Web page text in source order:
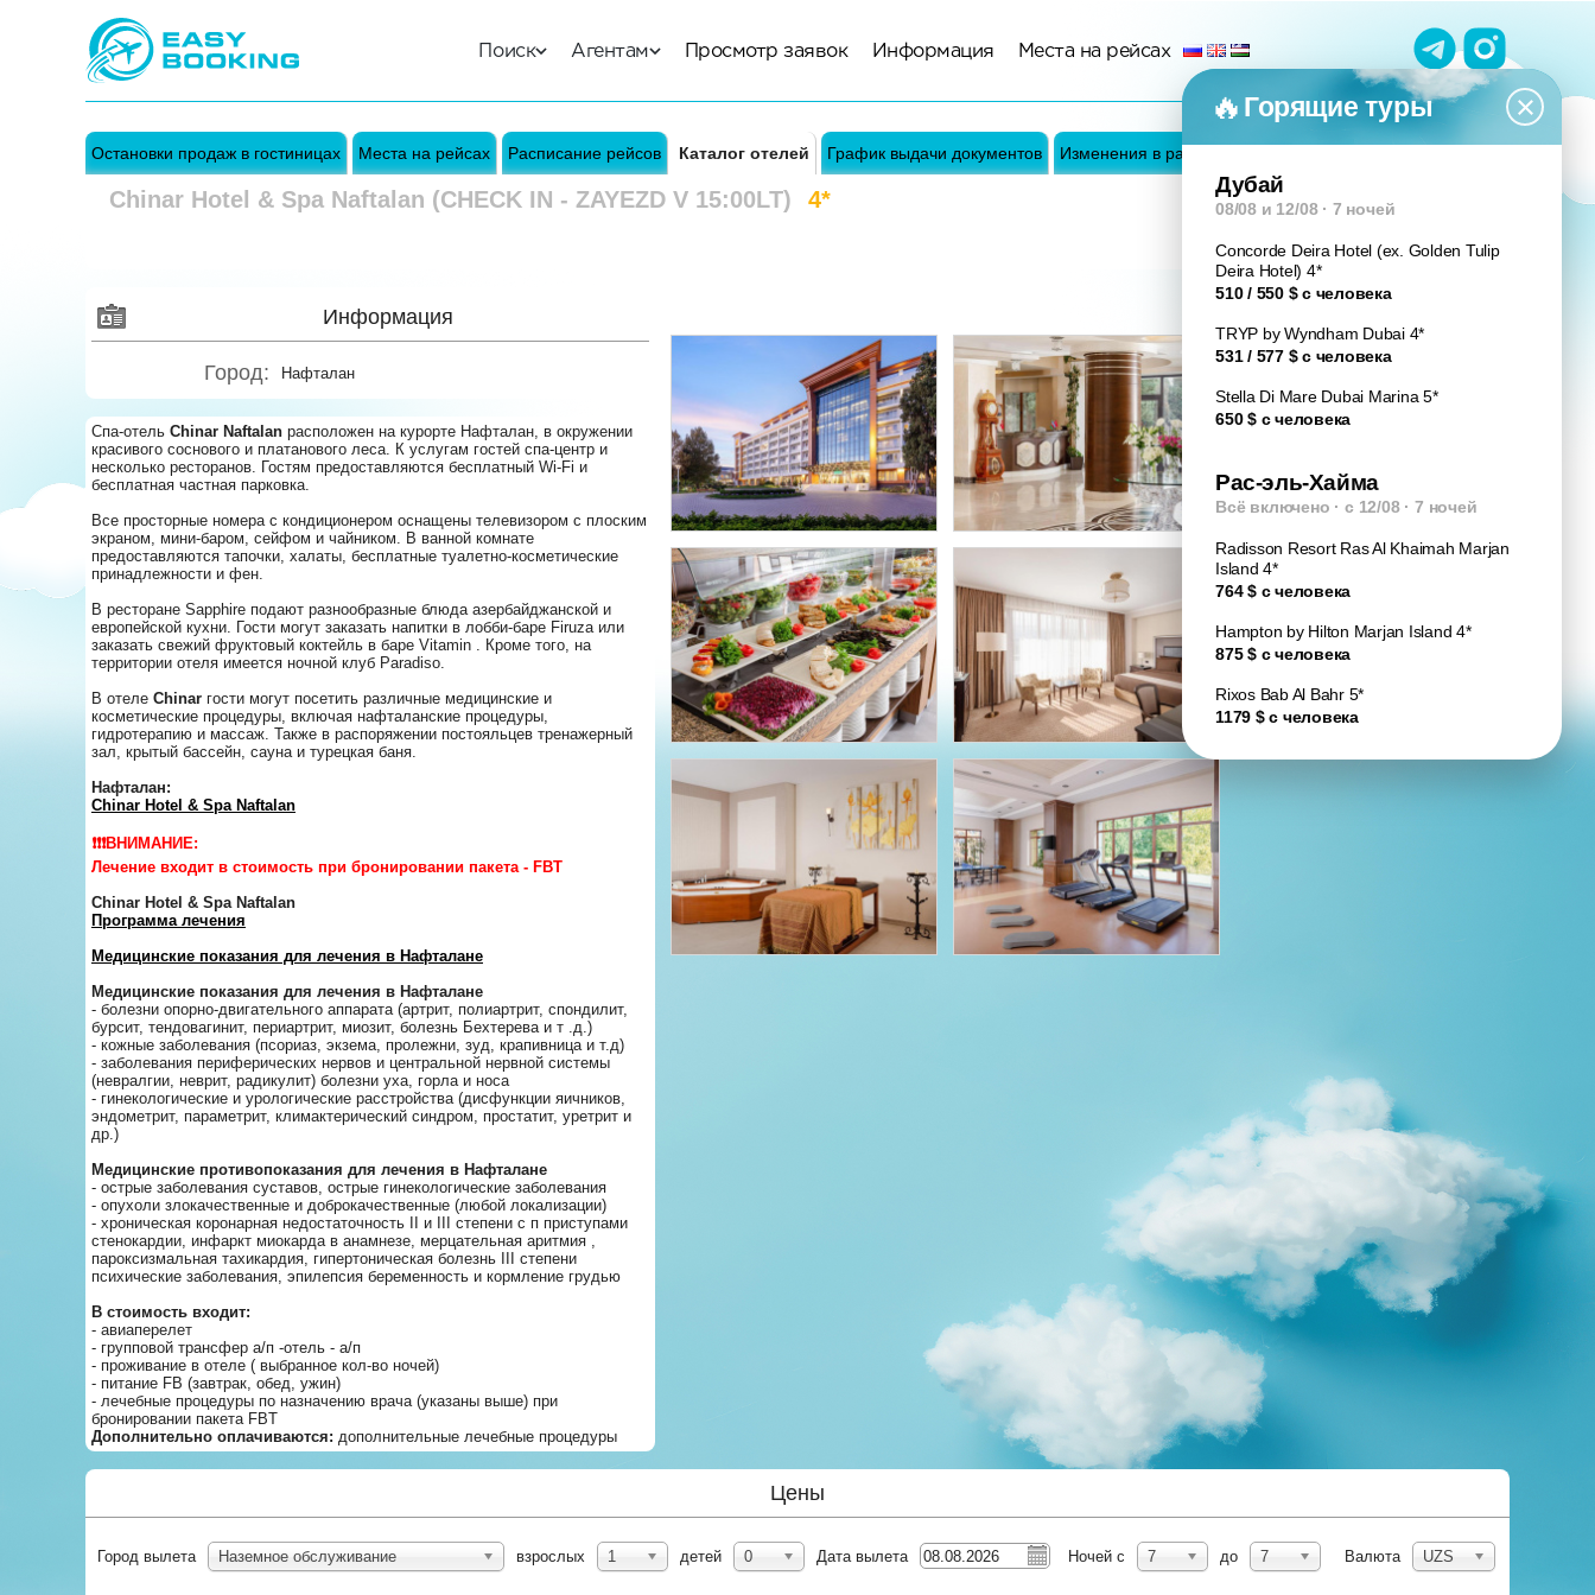
Поиск Агентам Просмотр заявок Информация Места на рейсах
Остановки продаж в гостиницах Места на рейсах Расписание рейсов Каталог отелей График выдачи документов Изменения в расписании рейсов
Chinar Hotel & Spa Naftalan (CHECK IN - ZAYEZD V 15:00LT) 4*
Информация
Город: Нафталан
Спа-отель Chinar Naftalan расположен на курорте Нафталан, в окружении
красивого соснового и платанового леса. К услугам гостей спа-центр и
несколько ресторанов. Гостям предоставляются бесплатный Wi-Fi и
бесплатная частная парковка.
Все просторные номера с кондиционером оснащены телевизором с плоским
экраном, мини-баром, сейфом и чайником. В ванной комнате
предоставляются тапочки, халаты, бесплатные туалетно-косметические
принадлежности и фен.
В ресторане Sapphire подают разнообразные блюда азербайджанской и
европейской кухни. Гости могут заказать напитки в лобби-баре Firuza или
заказать свежий фруктовый коктейль в баре Vitamin . Кроме того, на
территории отеля имеется ночной клуб Paradiso.
В отеле Chinar гости могут посетить различные медицинские и
косметические процедуры, включая нафталанские процедуры,
гидротерапию и массаж. Также в распоряжении постояльцев тренажерный
зал, крытый бассейн, сауна и турецкая баня.
Нафталан:
Chinar Hotel & Spa Naftalan
❗️❗️❗️ВНИМАНИЕ:
Лечение входит в стоимость при бронировании пакета - FBT
Chinar Hotel & Spa Naftalan
Программа лечения
Медицинские показания для лечения в Нафталане
Медицинские показания для лечения в Нафталане
- болезни опорно-двигательного аппарата (артрит, полиартрит, спондилит,
бурсит, тендовагинит, периартрит, миозит, болезнь Бехтерева и т .д.)
- кожные заболевания (псориаз, экзема, пролежни, зуд, крапивница и т.д)
- заболевания периферических нервов и центральной нервной системы
(невралгии, неврит, радикулит) болезни уха, горла и носа
- гинекологические и урологические расстройства (дисфункции яичников,
эндометрит, параметрит, климактерический синдром, простатит, уретрит и
др.)
Медицинские противопоказания для лечения в Нафталане
- острые заболевания суставов, острые гинекологические заболевания
- опухоли злокачественные и доброкачественные (любой локализации)
- хроническая коронарная недостаточность II и III степени с п приступами
стенокардии, инфаркт миокарда в анамнезе, мерцательная аритмия ,
пароксизмальная тахикардия, гипертоническая болезнь III степени
психические заболевания, эпилепсия беременность и кормление грудью
В стоимость входит:
- авиаперелет
- групповой трансфер а/п -отель - а/п
- проживание в отеле ( выбранное кол-во ночей)
- питание FB (завтрак, обед, ужин)
- лечебные процедуры по назначению врача (указаны выше) при
бронировании пакета FBT
Дополнительно оплачиваются: дополнительные лечебные процедуры
Цены
Город вылета Наземное обслуживание взрослых 1 детей 0 Дата вылета Ночей с 7 до 7 Валюта UZS
Горящие туры ×
Дубай
08/08 и 12/08 · 7 ночей
Concorde Deira Hotel (ex. Golden Tulip
Deira Hotel) 4*
510 / 550 $ с человека
TRYP by Wyndham Dubai 4*
531 / 577 $ с человека
Stella Di Mare Dubai Marina 5*
650 $ с человека
Рас-эль-Хайма
Всё включено · с 12/08 · 7 ночей
Radisson Resort Ras Al Khaimah Marjan
Island 4*
764 $ с человека
Hampton by Hilton Marjan Island 4*
875 $ с человека
Rixos Bab Al Bahr 5*
1179 $ с человека